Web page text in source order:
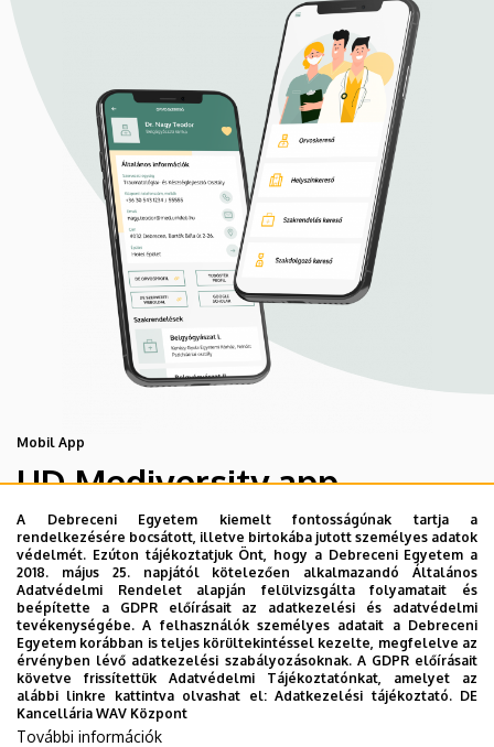
Mobil App
UD Mediversity app
Az UD Mediversity mobilalkalmazás a Debreceni Egyetem
előremutató fejlesztése, melynek célja, hogy a betegek
és a hozzátartozók egyszerűen, gyorsan
eligazodhassanak a Klinikai Központ szolgáltatásai
között, mert az Ön egészsége a mi prioritásunk. A
Debreceni Egyetem egészségügyi ellátáskereső
alkalmazása lehetővé teszi felhasználói számára az
egyetem egészségügyi információihoz való naprakész
A Debreceni Egyetem kiemelt fontosságúnak tartja a
rendelkezésére bocsátott, illetve birtokába jutott személyes adatok
védelmét. Ezúton tájékoztatjuk Önt, hogy a Debreceni Egyetem a
2018. május 25. napjától kötelezően alkalmazandó Általános
Adatvédelmi Rendelet alapján felülvizsgálta folyamatait és
beépítette a GDPR előírásait az adatkezelési és adatvédelmi
tevékenységébe. A felhasználók személyes adatait a Debreceni
Egyetem korábban is teljes körültekintéssel kezelte, megfelelve az
érvényben lévő adatkezelési szabályozásoknak. A GDPR előírásait
követve frissítettük Adatvédelmi Tájékoztatónkat, amelyet az
alábbi linkre kattintva olvashat el:Adatkezelési tájékoztató. DE
Kancellária WAV Központ
További információk